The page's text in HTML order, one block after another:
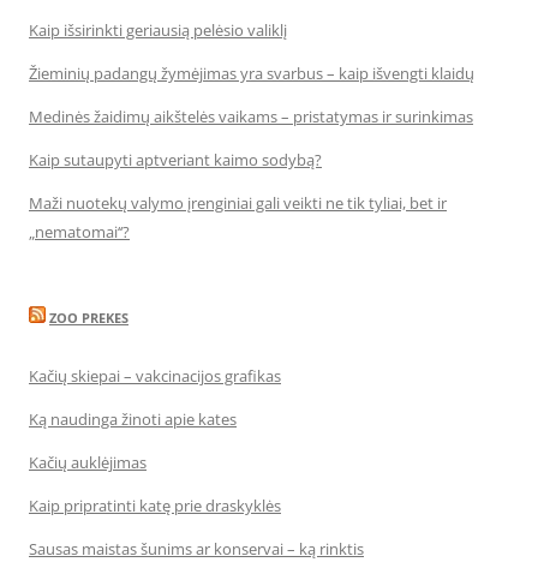
Kaip išsirinkti geriausią pelėsio valiklį
Žieminių padangų žymėjimas yra svarbus – kaip išvengti klaidų
Medinės žaidimų aikštelės vaikams – pristatymas ir surinkimas
Kaip sutaupyti aptveriant kaimo sodybą?
Maži nuotekų valymo įrenginiai gali veikti ne tik tyliai, bet ir
„nematomai‘‘?
ZOO PREKES
Kačių skiepai – vakcinacijos grafikas
Ką naudinga žinoti apie kates
Kačių auklėjimas
Kaip pripratinti katę prie draskyklės
Sausas maistas šunims ar konservai – ką rinktis